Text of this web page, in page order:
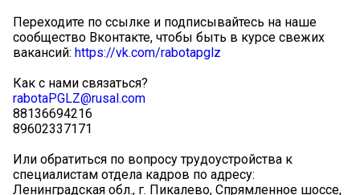
Переходите по ссылке и подписывайтесь на наше
сообщество Вконтакте, чтобы быть в курсе свежих
вакансий: https://vk.com/rabotapglz
Как с нами связаться?
rabotaPGLZ@rusal.com
88136694216
89602337171
Или обратиться по вопросу трудоустройства к
специалистам отдела кадров по адресу:
Ленинградская обл., г. Пикалево, Спрямленное шоссе,